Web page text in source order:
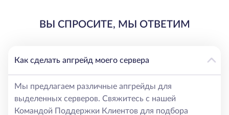
ВЫ СПРОСИТЕ, МЫ ОТВЕТИМ
Как сделать апгрейд моего сервера
Мы предлагаем различные апгрейды для
выделенных серверов. Свяжитесь с нашей
Командой Поддержки Клиентов для подбора